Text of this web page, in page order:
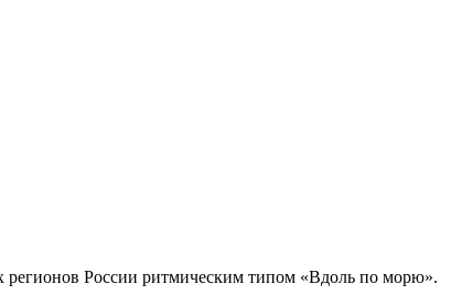
регионов России ритмическим типом «Вдоль по морю».